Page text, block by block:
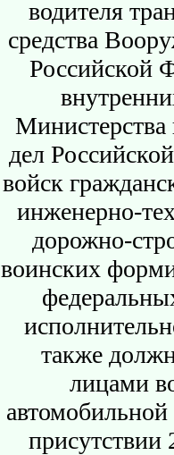
водителя
средства
Российской
Министерства
дел
войск
инженерно-
дорожно-
воинских
также
лицами
присутствии